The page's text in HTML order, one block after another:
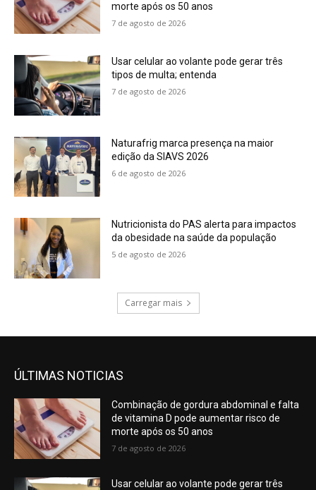
morte após os 50 anos
7 de agosto de 2026
Usar celular ao volante pode gerar três
tipos de multa; entenda
7 de agosto de 2026
Naturafrig marca presença na maior
edição da SIAVS 2026
6 de agosto de 2026
Nutricionista do PAS alerta para impactos
da obesidade na saúde da população
5 de agosto de 2026
Carregar mais
ÚLTIMAS NOTICIAS
Combinação de gordura abdominal e falta
de vitamina D pode aumentar risco de
morte após os 50 anos
7 de agosto de 2026
Usar celular ao volante pode gerar três